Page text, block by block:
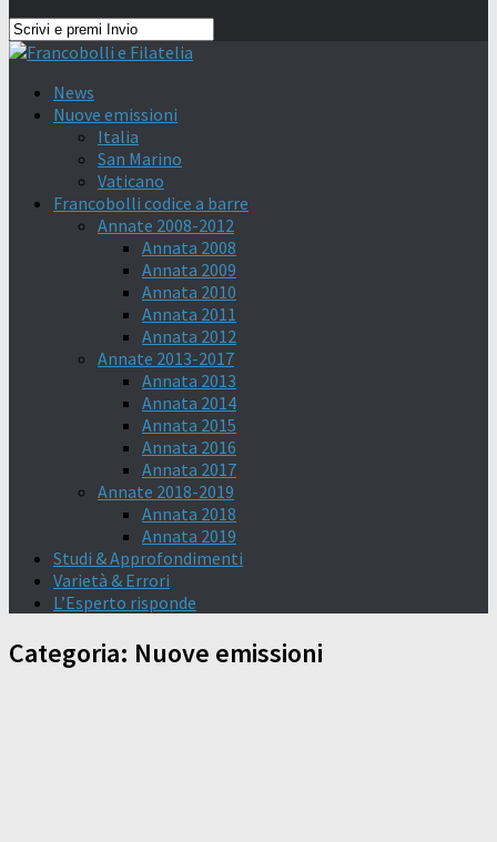
News
Nuove emissioni
Italia
San Marino
Vaticano
Francobolli codice a barre
Annate 2008-2012
Annata 2008
Annata 2009
Annata 2010
Annata 2011
Annata 2012
Annate 2013-2017
Annata 2013
Annata 2014
Annata 2015
Annata 2016
Annata 2017
Annate 2018-2019
Annata 2018
Annata 2019
Studi & Approfondimenti
Varietà & Errori
L’Esperto risponde
Categoria: Nuove emissioni